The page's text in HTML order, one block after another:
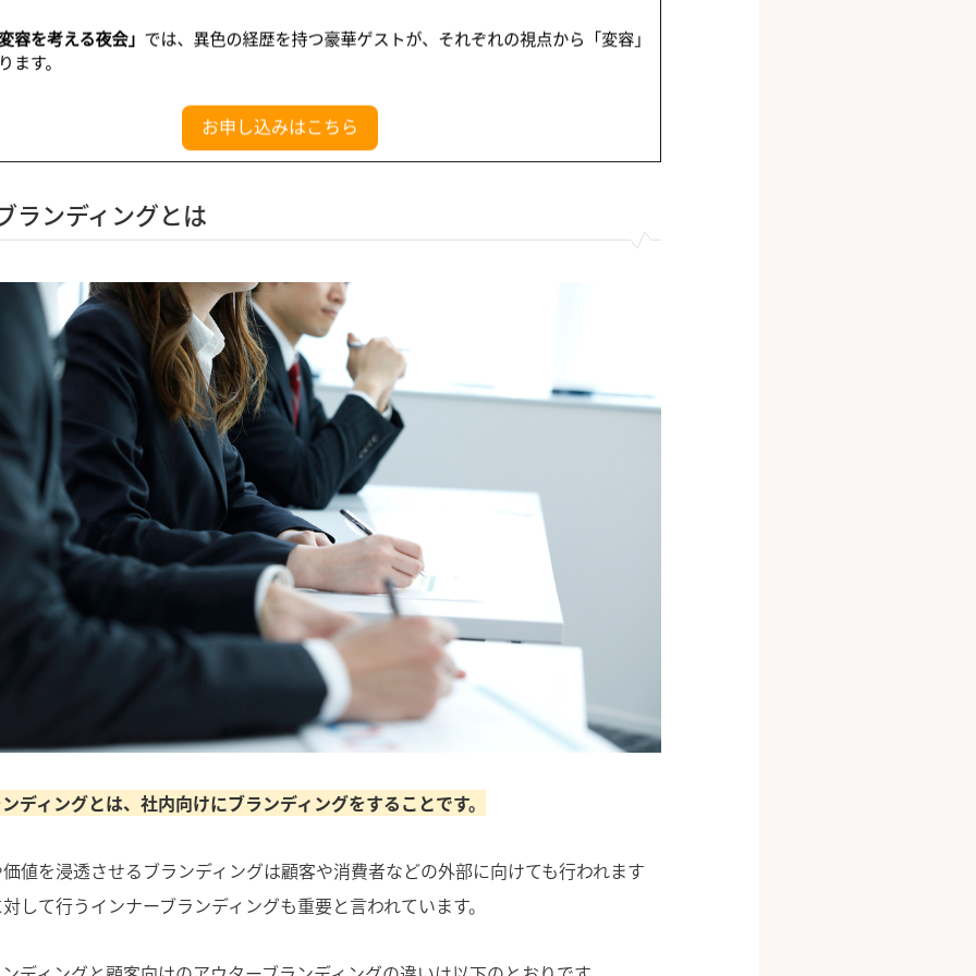
ランディングとは
ディングとは、社内向けにブランディングをすることです。
値を浸透させるブランディングは顧客や消費者などの外部に向けても行われます
して行うインナーブランディングも重要と言われています。